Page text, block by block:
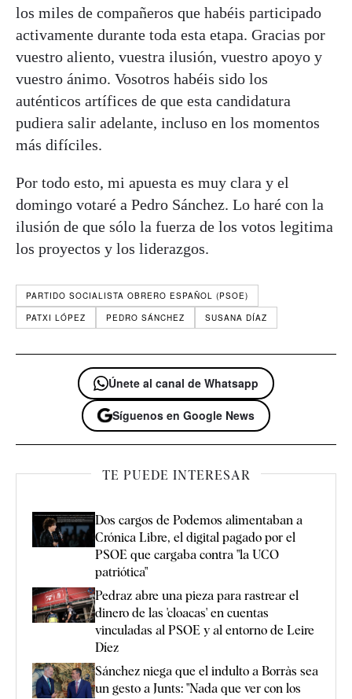
los miles de compañeros que habéis participado
activamente durante toda esta etapa. Gracias por
vuestro aliento, vuestra ilusión, vuestro apoyo y
vuestro ánimo. Vosotros habéis sido los
auténticos artífices de que esta candidatura
pudiera salir adelante, incluso en los momentos
más difíciles.
Por todo esto, mi apuesta es muy clara y el
domingo votaré a Pedro Sánchez. Lo haré con la
ilusión de que sólo la fuerza de los votos legitima
los proyectos y los liderazgos.
PARTIDO SOCIALISTA OBRERO ESPAÑOL (PSOE)
PATXI LÓPEZ
PEDRO SÁNCHEZ SUSANA DÍAZ
Únete al canal de Whatsapp
Síguenos en Google News
TE PUEDE INTERESAR
Dos cargos de Podemos alimentaban a
Crónica Libre, el digital pagado por el
PSOE que cargaba contra "la UCO
patriótica"
Pedraz abre una pieza para rastrear el
dinero de las 'cloacas' en cuentas
vinculadas al PSOE y al entorno de Leire
Díez
Sánchez niega que el indulto a Borràs sea
un gesto a Junts: "Nada que ver con los